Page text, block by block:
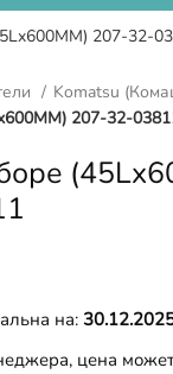
Komatsu
207-32-
на:
цена